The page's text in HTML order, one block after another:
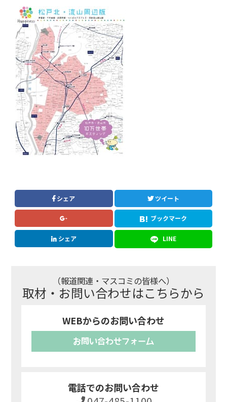
シェア ツイート
ブックマーク
シェア LINE
（報道関連・マスコミの皆様へ）
取材・お問い合わせはこちらから
WEBからのお問い合わせ
お問い合わせフォーム
電話でのお問い合わせ